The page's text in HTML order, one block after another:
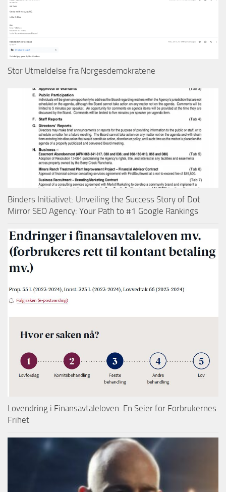
Stor Utmeldelse fra Norgesdemokratene
Binders Initiativet: Unveiling the Success Story of Dot
Mirror SEO Agency: Your Path to #1 Google Rankings
Lovendring i Finansavtaleloven: En Seier for Forbrukernes
Frihet